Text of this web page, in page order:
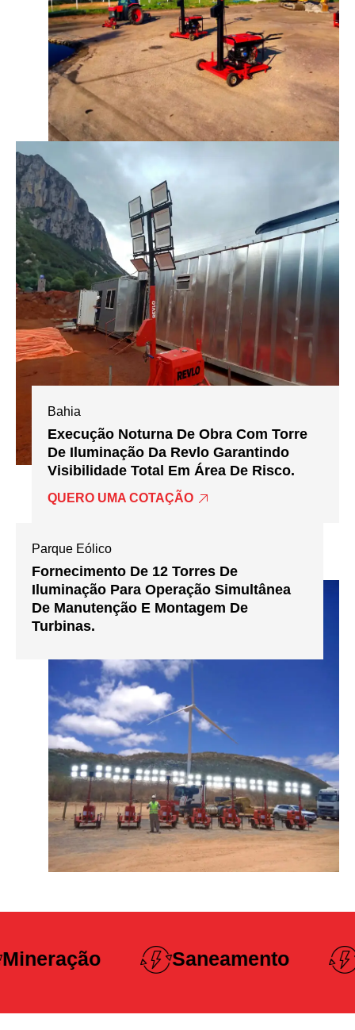
Bahia
Execução Noturna De Obra Com Torre
De Iluminação Da Revlo Garantindo
Visibilidade Total Em Área De Risco.
QUERO UMA COTAÇÃO
Parque Eólico
Fornecimento De 12 Torres De
Iluminação Para Operação Simultânea
De Manutenção E Montagem De
Turbinas.
Saneamento
Construção
Pesada